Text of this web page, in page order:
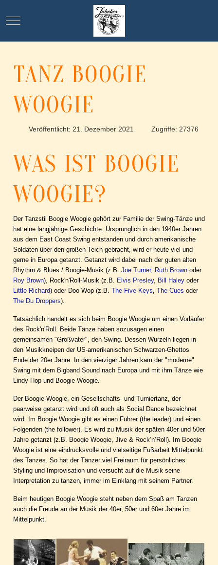
Mobile Menu Toggle
TANZ BOOGIE
WOOGIE
Veröffentlicht: 21. Dezember 2021 Zugriffe: 27376
WAS IST BOOGIE
WOOGIE?
Der Tanzstil Boogie Woogie gehört zur Familie der Swing-Tänze und
hat eine langjährige Geschichte. Ursprünglich in den 1940er Jahren
aus dem East Coast Swing entstanden und durch amerikanische
Soldaten über den großen Teich gebracht, wird er heute viel und
gerne in Europa getanzt. Getanzt wird dabei nach der guten alten
Rhythm & Blues / Boogie-Musik (z.B. Joe Turner, Ruth Brown oder
Roy Brown), Rock'n'Roll-Musik (z.B. Elvis Presley, Bill Haley oder
Little Richard) oder Doo Wop (z.B. The Five Keys, The Cues oder
The Du Droppers).
Tatsächlich handelt es sich beim Boogie Woogie um einen Vorläufer
des Rock'n'Roll. Beide Tänze haben sozusagen einen
gemeinsamen "Großvater", den Swing. Dessen Wurzeln liegen in
den Musikkneipen der US-amerikanischen Schwarzen-Ghettos
Ende der 20er Jahre. In den vierziger Jahren kam der "moderne"
Swing mit dem Bigband Sound nach Europa und mit ihm Tänze wie
Lindy Hop und Boogie Woogie.
Der Boogie-Woogie, ein Gesellschafts- und Turniertanz, der
paarweise getanzt wird und oft auch als Social Dance bezeichnet
wird. Im Boogie Woogie gibt es einen Führer (the leader) und einen
Folgenden (the follower). Es wird zu Musik der späten 40er und 50er
Jahre getanzt (z.B. Boogie Woogie, Jive & Rock’n’Roll). Im Boogie
Woogie ist eine eindrucksvolle und vielseitige Fußarbeit Mittelpunkt
des Tanzes. So hat der Tänzer viel Freiraum für persönliches
Styling und Improvisation und versucht auf die Musik seine
Interpretation zu tanzen, immer im Einklang mit seinem Partner.
Beim heutigen Boogie Woogie steht neben dem Spaß am Tanzen
auch die Freude an der Musik der 40er, 50er und 60er Jahre im
Mittelpunkt.